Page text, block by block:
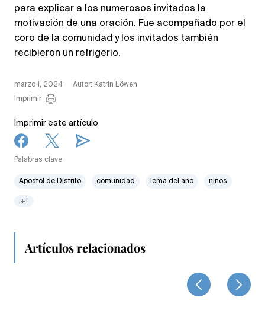
para explicar a los numerosos invitados la
motivación de una oración. Fue acompañado por el
coro de la comunidad y los invitados también
recibieron un refrigerio.
marzo 1, 2024
Autor: Katrin Löwen
Imprimir
Imprimir este artículo
Palabras clave
Apóstol de Distrito comunidad lema del año niños
+1
Artículos relacionados